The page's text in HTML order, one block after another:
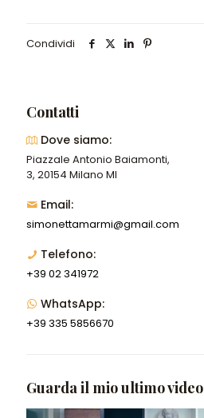
Condividi
Contatti
Dove siamo:
Piazzale Antonio Baiamonti,
3, 20154 Milano MI
Email:
simonettamarmi@gmail.com
Telefono:
+39 02 341972
WhatsApp:
+39 335 5856670
Guarda il mio ultimo video